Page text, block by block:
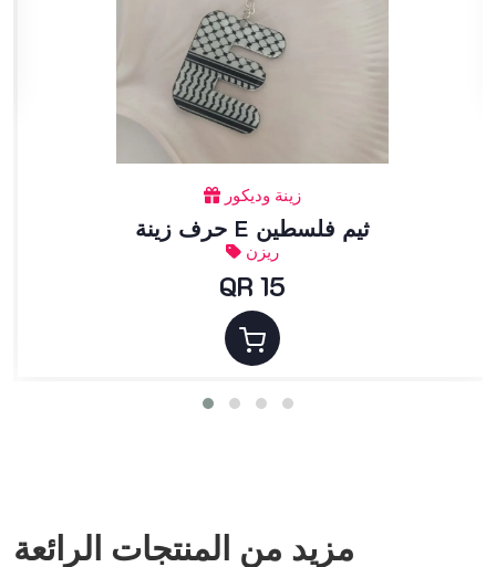
زينة وديكور
حرف زينة E ثيم فلسطين
ريزن
QR 15
مزيد من المنتجات الرائعة